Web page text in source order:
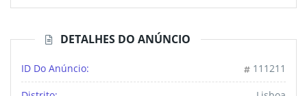
DETALHES DO ANÚNCIO
ID Do Anúncio: 111211